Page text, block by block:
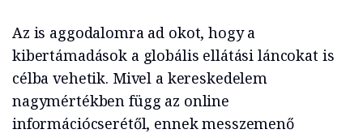
Az is aggodalomra ad okot, hogy a
kibertámadások a globális ellátási láncokat is
célba vehetik. Mivel a kereskedelem
nagymértékben függ az online
információcserétől, ennek messzemenő